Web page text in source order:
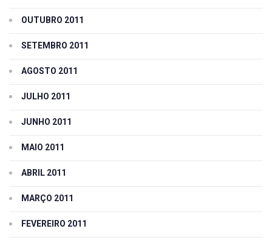
OUTUBRO 2011
SETEMBRO 2011
AGOSTO 2011
JULHO 2011
JUNHO 2011
MAIO 2011
ABRIL 2011
MARÇO 2011
FEVEREIRO 2011